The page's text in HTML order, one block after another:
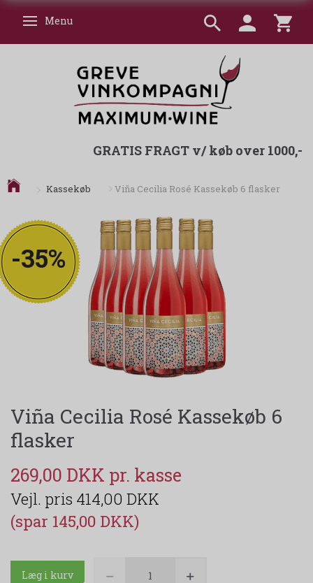
Skifte navigation
Menu
GRATIS FRAGT v/ køb over 1000,-
Kassekøb Viña Cecilia Rosé Kassekøb 6 flasker
-35%
Viña Cecilia Rosé Kassekøb 6
flasker
269,00 DKK
414,00 DKK
(spar 145,00 DKK)
Læg i kurv